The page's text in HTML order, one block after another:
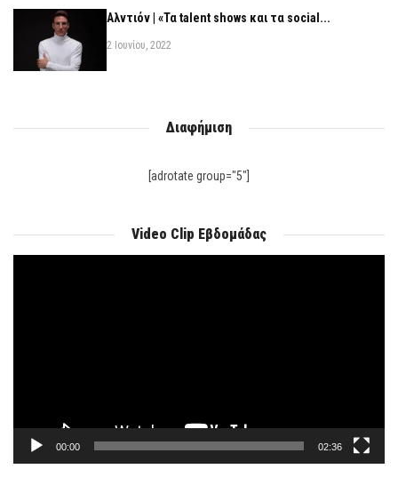
Αλντιόν | «Τα talent shows και τα social...
2 Ιουνίου, 2022
Διαφήμιση
[adrotate group="5"]
Video Clip Εβδομάδας
00:00 02:36